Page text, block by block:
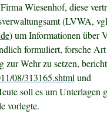
Wiesenhof, diese
(LVWA,
) um Informationen über
formuliert, forsche
Wehr zu setzen,
08/313165.shtml und
soll es um Unterlagen
vorlegte.